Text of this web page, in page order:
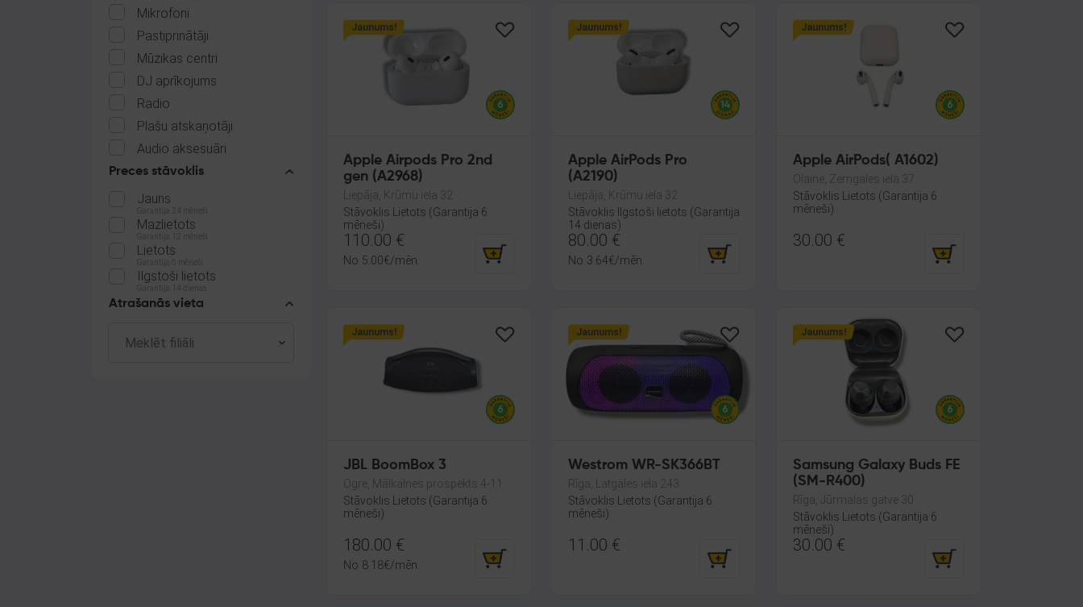
Mikrofoni
Pastiprinātāji
Mūzikas centri
DJ aprīkojums
Radio
Plašu atskaņotāji
Audio aksesuāri
Preces stāvoklis
Jauns
Garantija 24 mēneši
Mazlietots
Garantija 12 mēneši
Lietots
Garantija 6 mēneši
Ilgstoši lietots
Garantija 14 dienas
Atrašanās vieta
Jaunums!
Apple Airpods Pro 2nd
gen (A2968)
Liepāja, Krūmu iela 32
Stāvoklis Lietots (Garantija 6
mēneši)
110.00 €
No 5.00€/mēn.
Jaunums!
Apple AirPods Pro
(A2190)
Liepāja, Krūmu iela 32
Stāvoklis Ilgstoši lietots (Garantija
14 dienas)
80.00 €
No 3.64€/mēn.
Jaunums!
Apple AirPods( A1602)
Olaine, Zemgales iela 37
Stāvoklis Lietots (Garantija 6
mēneši)
30.00 €
Jaunums!
JBL BoomBox 3
Ogre, Mālkalnes prospekts 4-11
Stāvoklis Lietots (Garantija 6
mēneši)
180.00 €
No 8.18€/mēn.
Jaunums!
Westrom WR-SK366BT
Rīga, Latgales iela 243
Stāvoklis Lietots (Garantija 6
mēneši)
11.00 €
Jaunums!
Samsung Galaxy Buds FE
(SM-R400)
Rīga, Jūrmalas gatve 30
Stāvoklis Lietots (Garantija 6
mēneši)
30.00 €